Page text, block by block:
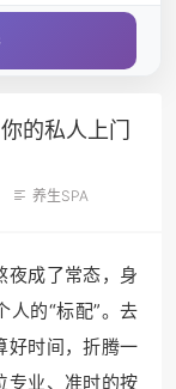
的私人上门
养生SPA
夜成了常态，身
人的“标配”。去
好时间，折腾一
专业、准时的按